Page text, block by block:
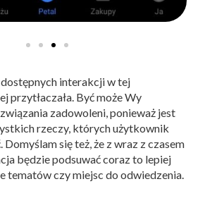
interakcji w tej
przytłaczała. Być może Wy
zadowoleni, ponieważ jest
rzeczy, których użytkownik
się też, że z wraz z czasem
będzie podsuwać coraz to lepiej
tematów czy miejsc do odwiedzenia.